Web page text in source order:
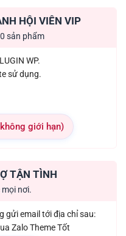
HỘI VIÊN VIP
sản phẩm
WP.
sử dụng.
giới hạn)
TẬN TÌNH
nơi.
gửi email tới địa chỉ sau:
Zalo Theme Tốt